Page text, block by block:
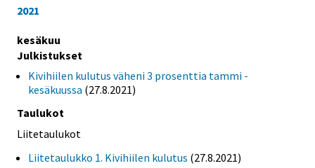
2021
kesäkuu
Julkistukset
Kivihiilen kulutus väheni 3 prosenttia tammi -
kesäkuussa (27.8.2021)
Taulukot
Liitetaulukot
Liitetaulukko 1. Kivihiilen kulutus (27.8.2021)